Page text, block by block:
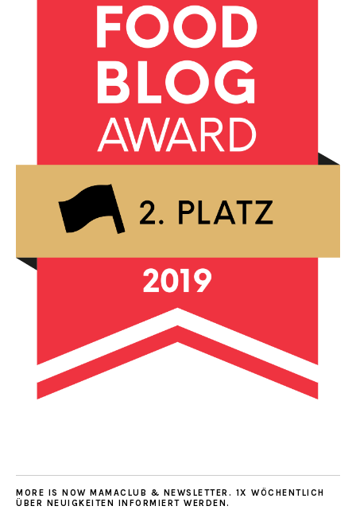
MORE IS NOW MAMACLUB & NEWSLETTER. 1X WÖCHENTLICH
ÜBER NEUIGKEITEN INFORMIERT WERDEN.